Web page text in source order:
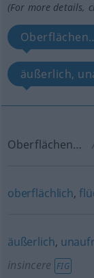
(For more details,
äußerlich,
Oberflächen…
oberflächlich,
äußerlich,
insincere FIG